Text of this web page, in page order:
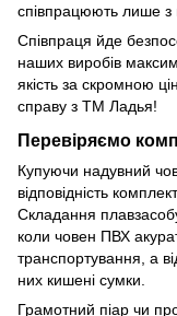
співпрацюють лише з
Співпраця йде
наших виробів
якість за скромною
справу з ТМ Ладья!
Перевіряємо
Купуючи надувний
відповідність
Складання
коли човен ПВХ
транспортування, а
них кишені сумки.
Грамотний піар чи